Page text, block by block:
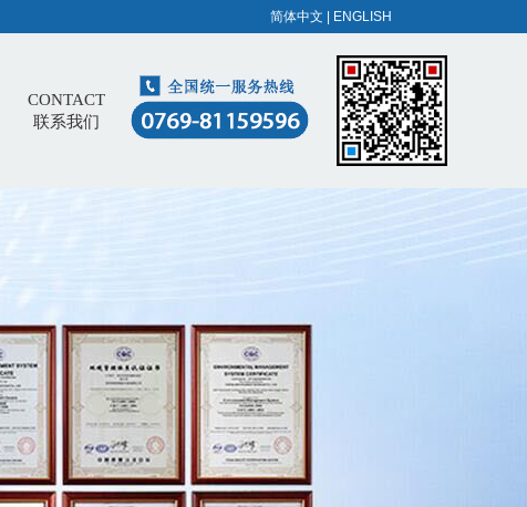
简体中文 ENGLISH
CONTACT
联系我们